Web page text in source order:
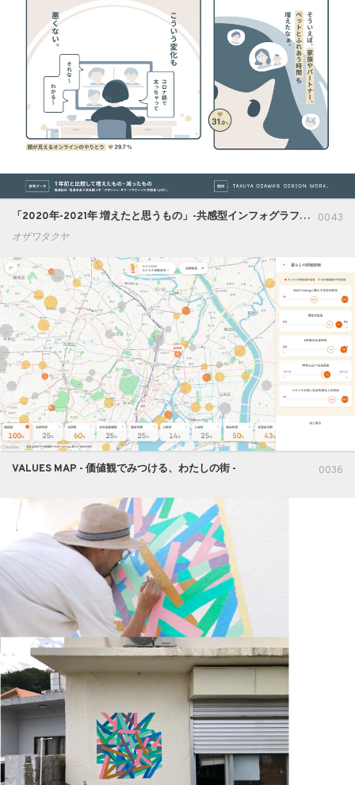
0043
「2020年-2021年 増えたと思うもの」-共感型インフォグラフィック-
オザワタクヤ
0036
VALUES MAP - 価値観でみつける、わたしの街 -